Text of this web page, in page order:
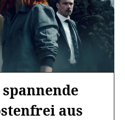
aus